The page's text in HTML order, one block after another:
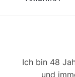
Ich bin 48
und